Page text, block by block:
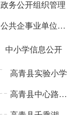
政务公开组织管理
公共企事业单位信息公开
中小学信息公开
高青县实验小学
高青县中心路小学